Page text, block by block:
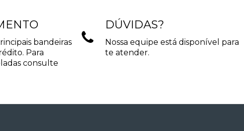
durabilidade e leveza visual. Dessa maneira, a peça
disponível em cores neutras e metalizadas. Com isso,
e excelente versatilidade de uso. Seu formato
bandeiras
Para
consulte
DÚVIDAS?
Nossa equipe está disponível para
te atender.